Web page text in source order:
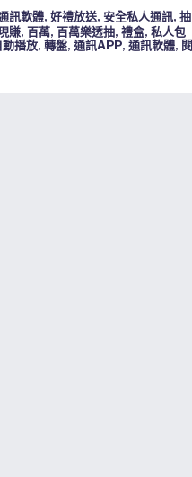
訊軟體, 好禮放送, 安全私人通訊, 抽
賺, 百萬, 百萬樂透抽, 禮盒, 私人包
播放, 轉盤, 通訊APP, 通訊軟體, 閱